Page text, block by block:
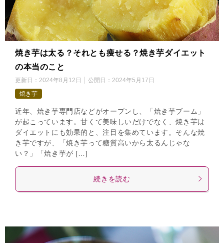
焼き芋は太る？それとも痩せる？焼き芋ダイエット
の本当のこと
更新日： 2024年8月12日 公開日： 2024年5月17日
焼き芋
近年、焼き芋専門店などがオープンし、「焼き芋ブーム」
が起こっています。甘くて美味しいだけでなく、焼き芋は
ダイエットにも効果的と、注目を集めています。そんな焼
き芋ですが、「焼き芋って糖質高いから太るんじゃな
い？」「焼き芋が […]
続きを読む